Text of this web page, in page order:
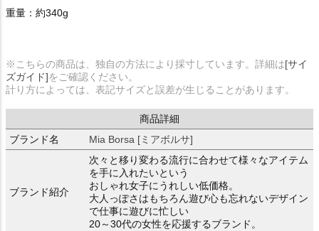
重量：約340g
※こちらの商品は、独自の方法により採寸しています。詳細は[サイ
ズガイド]をご確認ください。
計り方によっては、表記サイズと誤差が生じることがあります。
商品詳細
ブランド名
Mia Borsa [ミアボルサ]
ブランド紹介
次々と移り変わる流行に合わせて様々なアイテム
を手に入れたいという
おしゃれ女子にうれしい低価格。
大人っぽさはもちろん遊び心も忘れないデザイン
で仕事に遊びに忙しい
20～30代の女性を応援するブランド。